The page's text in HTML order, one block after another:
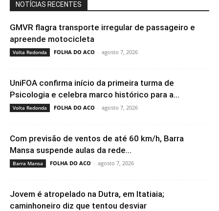
NOTÍCIAS RECENTES
GMVR flagra transporte irregular de passageiro e
apreende motocicleta
Volta Redonda FOLHA DO ACO - agosto 7, 2026
UniFOA confirma início da primeira turma de
Psicologia e celebra marco histórico para a...
Volta Redonda FOLHA DO ACO - agosto 7, 2026
Com previsão de ventos de até 60 km/h, Barra
Mansa suspende aulas da rede...
Barra Mansa FOLHA DO ACO - agosto 7, 2026
Jovem é atropelado na Dutra, em Itatiaia;
caminhoneiro diz que tentou desviar